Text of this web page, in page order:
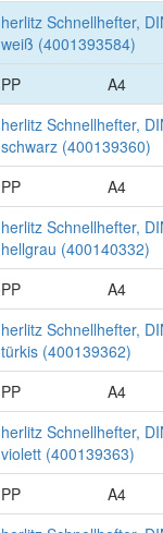
herlitz Schnellhefter,
weiß (4001393584)
PP
A4
herlitz Schnellhefter,
schwarz (400139360)
PP
A4
herlitz Schnellhefter,
hellgrau (400140332)
PP
A4
herlitz Schnellhefter,
türkis (400139362)
PP
A4
herlitz Schnellhefter,
violett (400139363)
PP
A4